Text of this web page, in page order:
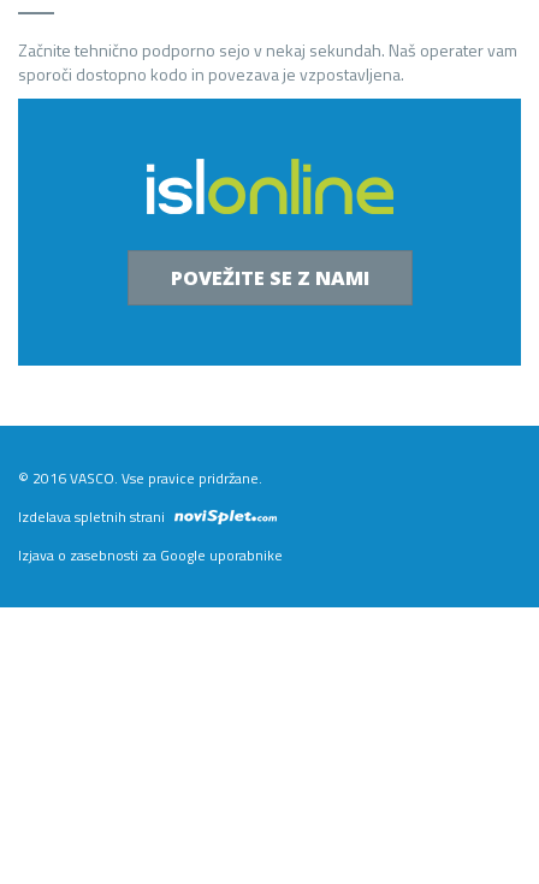
Začnite tehnično podporno sejo v nekaj sekundah. Naš operater vam
sporoči dostopno kodo in povezava je vzpostavljena.
POVEŽITE SE Z NAMI
© 2016 VASCO. Vse pravice pridržane.
Izdelava spletnih strani
Izjava o zasebnosti za Google uporabnike